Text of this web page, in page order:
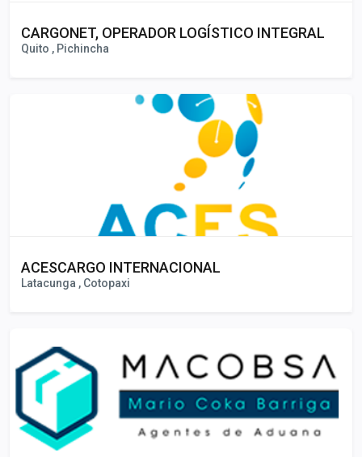
CARGONET, OPERADOR LOGÍSTICO INTEGRAL
Quito , Pichincha
ACESCARGO INTERNACIONAL
Latacunga , Cotopaxi